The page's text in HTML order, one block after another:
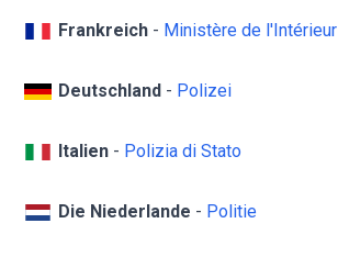
Frankreich - Ministère de l'Intérieur
Deutschland - Polizei
Italien - Polizia di Stato
Die Niederlande - Politie